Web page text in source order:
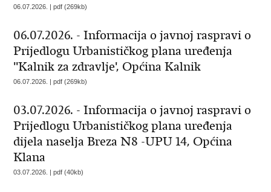
06.07.2026. | pdf (269kb)
06.07.2026. - Informacija o javnoj raspravi o
Prijedlogu Urbanističkog plana uređenja
''Kalnik za zdravlje', Općina Kalnik
06.07.2026. | pdf (269kb)
03.07.2026. - Informacija o javnoj raspravi o
Prijedlogu Urbanističkog plana uređenja
dijela naselja Breza N8 -UPU 14, Općina
Klana
03.07.2026. | pdf (40kb)